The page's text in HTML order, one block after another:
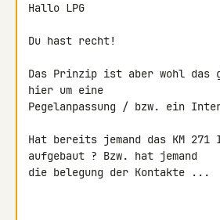
Hallo LPG
Du hast recht!
Das Prinzip ist aber wohl das
hier um eine
Pegelanpassung / bzw. ein
Hat bereits jemand das KM 271
aufgebaut ? Bzw. hat jemand
die belegung der Kontakte ...